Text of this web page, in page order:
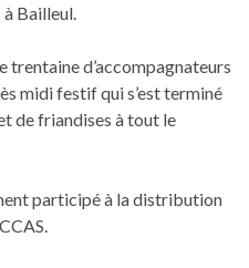
Bailleul.
trentaine d’accompagnateurs
midi festif qui s’est terminé
de friandises à tout le
participé à la distribution